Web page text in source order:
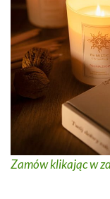
Zamów klikając w